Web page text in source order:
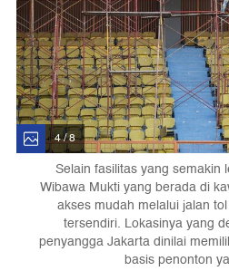
4 / 8
Selain fasilitas yang semakin
Wibawa Mukti yang berada di
akses mudah melalui jalan
tersendiri. Lokasinya yang
penyangga Jakarta dinilai
basis penonton